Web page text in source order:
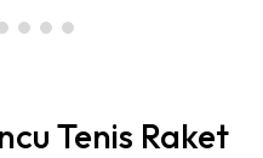
Tenis Raket